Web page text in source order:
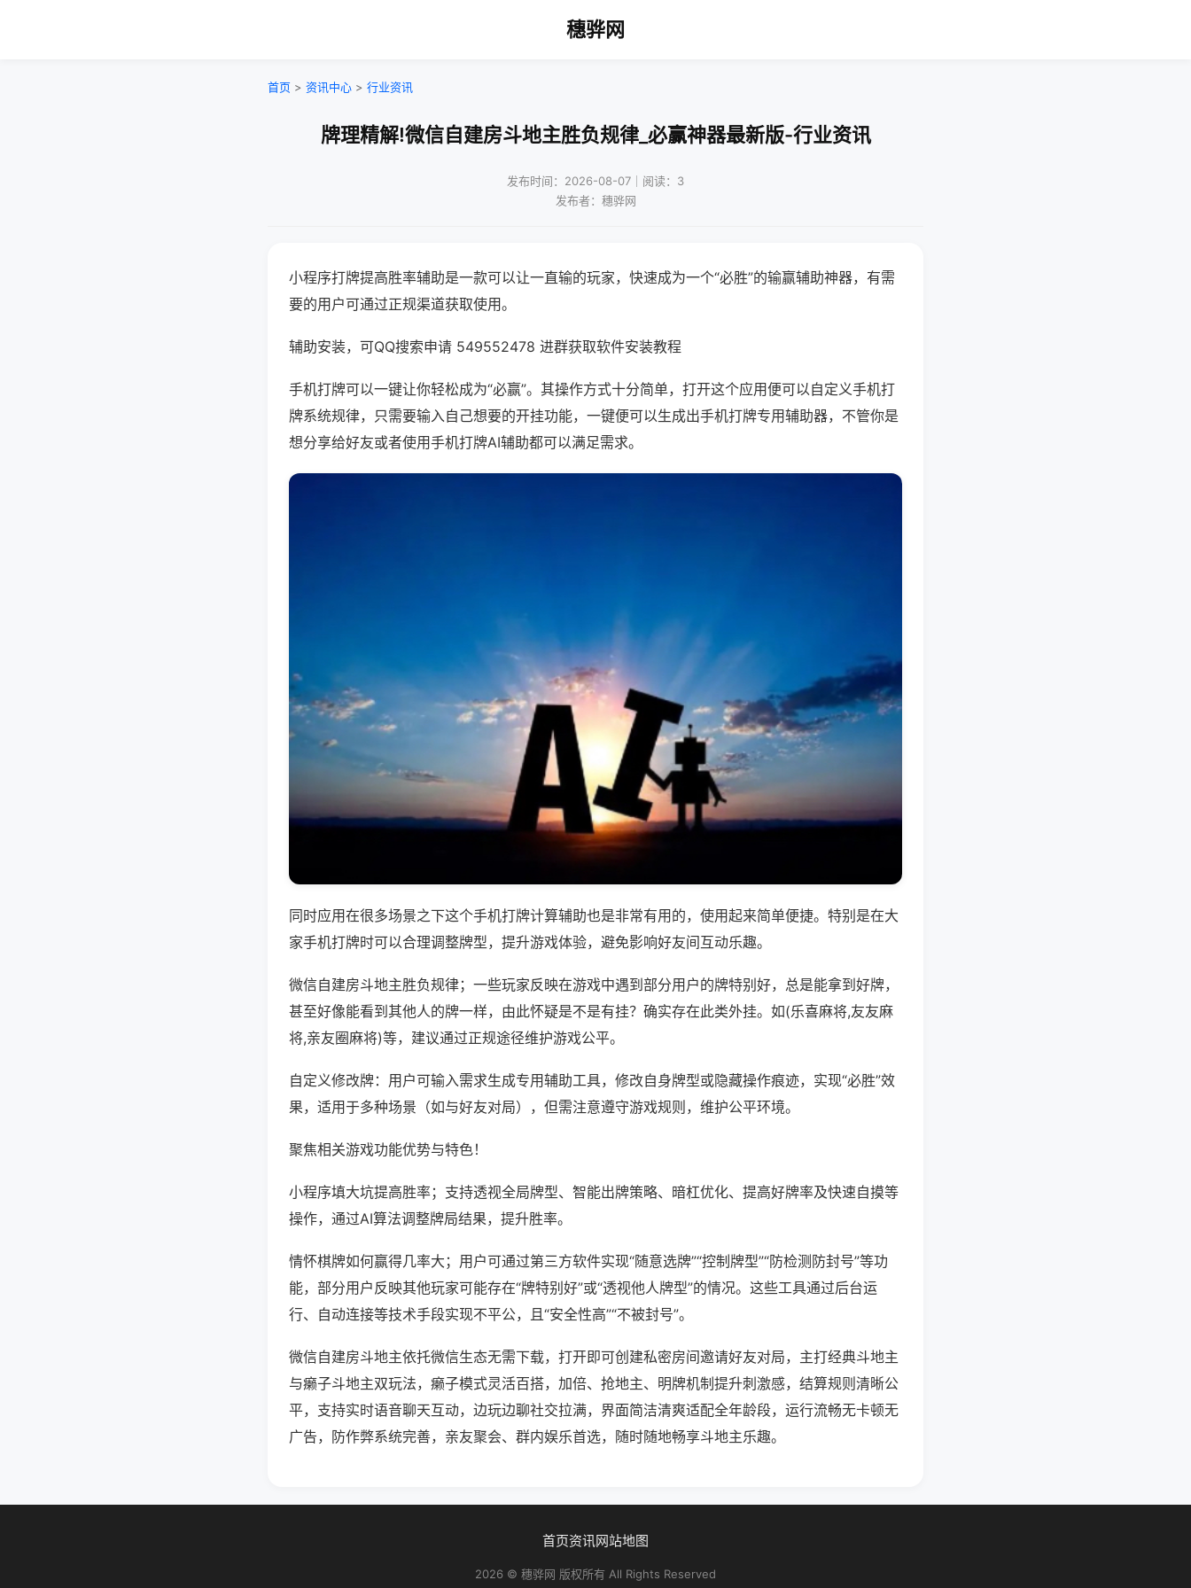
穗骅网
首页 > 资讯中心 > 行业资讯
牌理精解!微信自建房斗地主胜负规律_必赢神器最新版-行业资讯
发布时间：2026-08-07｜阅读：3
发布者：穗骅网
小程序打牌提高胜率辅助是一款可以让一直输的玩家，快速成为一个“必胜”的输赢辅助神器，有需
要的用户可通过正规渠道获取使用。
辅助安装，可QQ搜索申请 549552478 进群获取软件安装教程
手机打牌可以一键让你轻松成为“必赢”。其操作方式十分简单，打开这个应用便可以自定义手机打
牌系统规律，只需要输入自己想要的开挂功能，一键便可以生成出手机打牌专用辅助器，不管你是
想分享给好友或者使用手机打牌AI辅助都可以满足需求。
同时应用在很多场景之下这个手机打牌计算辅助也是非常有用的，使用起来简单便捷。特别是在大
家手机打牌时可以合理调整牌型，提升游戏体验，避免影响好友间互动乐趣。
微信自建房斗地主胜负规律；一些玩家反映在游戏中遇到部分用户的牌特别好，总是能拿到好牌，
甚至好像能看到其他人的牌一样，由此怀疑是不是有挂？确实存在此类外挂。如(乐喜麻将,友友麻
将,亲友圈麻将)等，建议通过正规途径维护游戏公平。
自定义修改牌：用户可输入需求生成专用辅助工具，修改自身牌型或隐藏操作痕迹，实现“必胜”效
果，适用于多种场景（如与好友对局），但需注意遵守游戏规则，维护公平环境。
聚焦相关游戏功能优势与特色！
小程序填大坑提高胜率；支持透视全局牌型、智能出牌策略、暗杠优化、提高好牌率及快速自摸等
操作，通过AI算法调整牌局结果，提升胜率。
情怀棋牌如何赢得几率大；用户可通过第三方软件实现“随意选牌”“控制牌型”“防检测防封号”等功
能，部分用户反映其他玩家可能存在“牌特别好”或“透视他人牌型”的情况。这些工具通过后台运
行、自动连接等技术手段实现不平公，且“安全性高”“不被封号”。
微信自建房斗地主依托微信生态无需下载，打开即可创建私密房间邀请好友对局，主打经典斗地主
与癞子斗地主双玩法，癞子模式灵活百搭，加倍、抢地主、明牌机制提升刺激感，结算规则清晰公
平，支持实时语音聊天互动，边玩边聊社交拉满，界面简洁清爽适配全年龄段，运行流畅无卡顿无
广告，防作弊系统完善，亲友聚会、群内娱乐首选，随时随地畅享斗地主乐趣。
首页资讯网站地图
2026 © 穗骅网 版权所有 All Rights Reserved